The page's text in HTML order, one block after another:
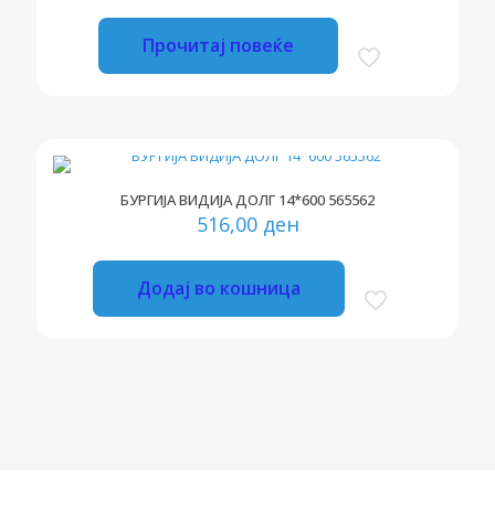
Прочитај повеќе
БУРГИЈА ВИДИЈА ДОЛГ 14*600 565562
516,00 ден
Додај во кошница